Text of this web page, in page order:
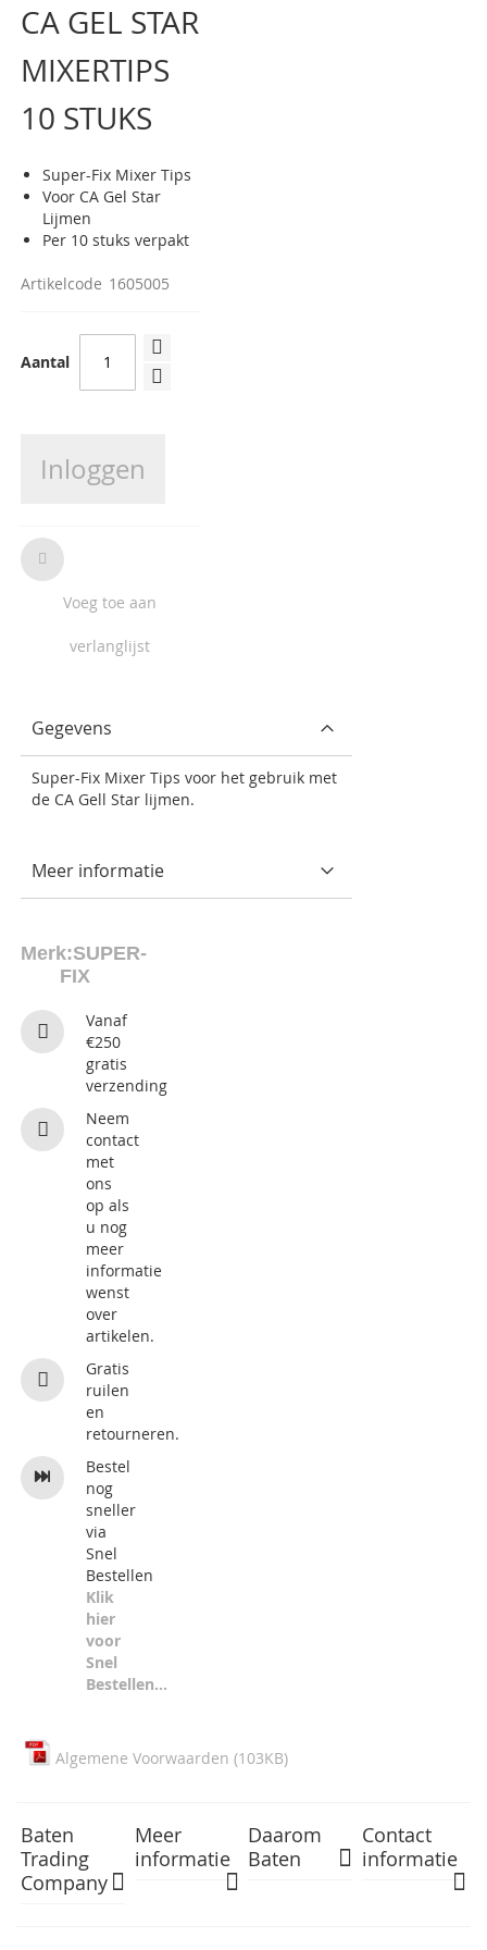
van
de
afbeeldingen-
gallerij
CA GEL STAR
MIXERTIPS
10 STUKS
Super-Fix Mixer Tips
Voor CA Gel Star
Lijmen
Per 10 stuks verpakt
Artikelcode 1605005
Aantal
Inloggen
Voeg toe aan
verlanglijst
Merk:SUPER-
FIX
Vanaf
€250
gratis
verzending
Neem
contact
met
ons
op als
u nog
meer
informatie
wenst
over
artikelen.
Gratis
ruilen
en
retourneren.
Bestel
nog
sneller
via
Snel
Bestellen
Klik
hier
voor
Snel
Bestellen...
Gegevens
Super-Fix Mixer Tips voor het gebruik met
de CA Gell Star lijmen.
Meer informatie
Algemene Voorwaarden (103KB)
Baten
Trading
Company
Meer
informatie
Daarom
Baten
Contact
informatie